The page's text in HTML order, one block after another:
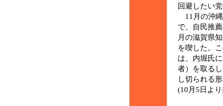
回避したい
11月の沖縄
で、自民推
月の滋賀県
を喫した。
は、内堀氏
者）を取る
し切られる
(10月5日よ